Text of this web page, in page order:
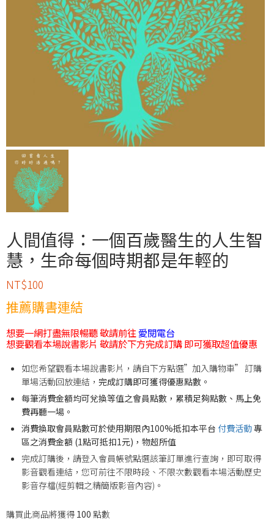
人間值得：一個百歲醫生的人生智
慧，生命每個時期都是年輕的
NT$100
推薦購書連結
想要一網打盡無限暢聽 敬請前往 愛閱電台
想要觀看本場說書影片 敬請於下方完成訂購 即可獲取超值優惠
如您希望觀看本場說書影片，請自下方點選”加入購物車” 訂購
單場活動回放連結， 完成訂購即可獲得優惠點數。
每筆消費金額均可兌換等值之會員點數，累積足夠點數、馬上免
費再聽一場。
消費換取會員點數可於使用期限內100%抵扣本平台 付費活動專
區之消費金額 (1點可抵扣1元)，物超所值
完成訂購後，請登入會員帳號點選該筆訂單進行查詢，即可取得
影音觀看連結，您可前往不限時段、不限次數觀看本場活動歷史
影音存檔(經剪輯之精簡版影音內容)。
購買此商品將獲得 100 點數